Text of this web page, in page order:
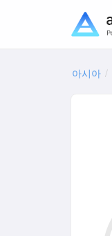
아시아